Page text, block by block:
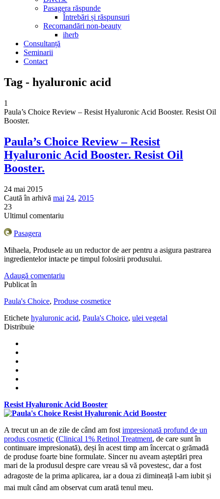
Pasagera răspunde
Întrebări și răspunsuri
Recomandări non-beauty
iherb
Consultanță
Seminarii
Contact
Tag - hyaluronic acid
1
Paula’s Choice Review – Resist Hyaluronic Acid Booster. Resist Oil
Booster.
Paula’s Choice Review – Resist
Hyaluronic Acid Booster. Resist Oil
Booster.
24 mai 2015
Caută în arhivă mai 24, 2015
23
Ultimul comentariu
Pasagera
Mihaela, Produsele au un reductor de aer pentru a asigura pastrarea
ingredientelor intacte pe timpul folosirii produsului.
Adaugă comentariu
Publicat în
Paula's Choice, Produse cosmetice
Etichete hyaluronic acid, Paula's Choice, ulei vegetal
Distribuie
Resist Hyaluronic Acid Booster
A trecut un an de zile de când am fost impresionată profund de un
produs cosmetic (Clinical 1% Retinol Treatment, de care sunt în
continuare impresionată), deși în acest timp am încercat o grămadă
de produse foarte bine formulate. Sincer nu aveam așteptări prea
mari de la produsul despre care vreau să vă povestesc, dar a fost
adragoste de la prima aplicarea, iar a doua zi dimineață l-am iubit și
mai mult când am observat cum arată tenul meu.